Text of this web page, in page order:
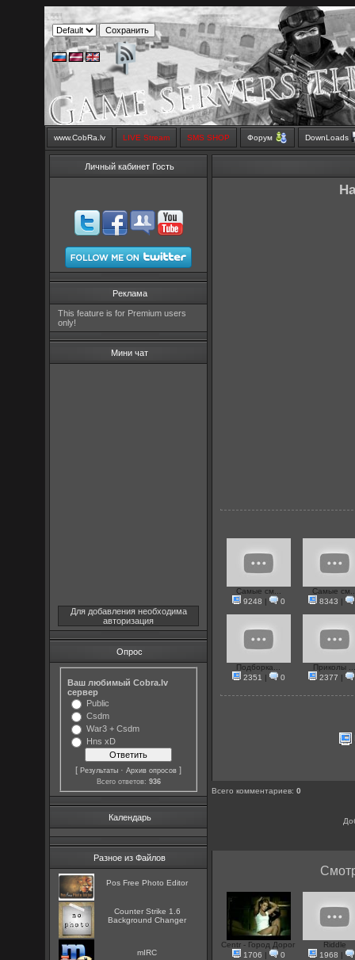
www.CobRa.lv LIVE Stream SMS SHOP Форум DownLoads
Личный кабинет Гость
Реклама
This feature is for Premium users
only!
Мини чат
Для добавления необходима
авторизация
Опрос
Ваш любимый Cobra.lv
сервер
Public
Csdm
War3 + Csdm
Hns xD
[Результаты ·Архив опросов ]
Всего ответов: 936
Календарь
Разное из Файлов
Pos Free Photo Editor
Counter Strike 1.6
Background Changer
mIRC
Самые см...
9248 | 0
Самые
8343 |
Подборка...
2351 | 0
Приколы
2377 |
Всего комментариев:0
Centr - Город Дорог
1706 | 0
Riddle
1968 |